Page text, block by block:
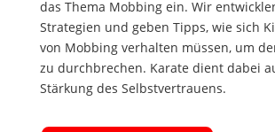
das Thema Mobbing ein. Wir
Strategien und geben Tipps, wie sich
von Mobbing verhalten müssen, um
zu durchbrechen. Karate dient dabei
Stärkung des Selbstvertrauens.